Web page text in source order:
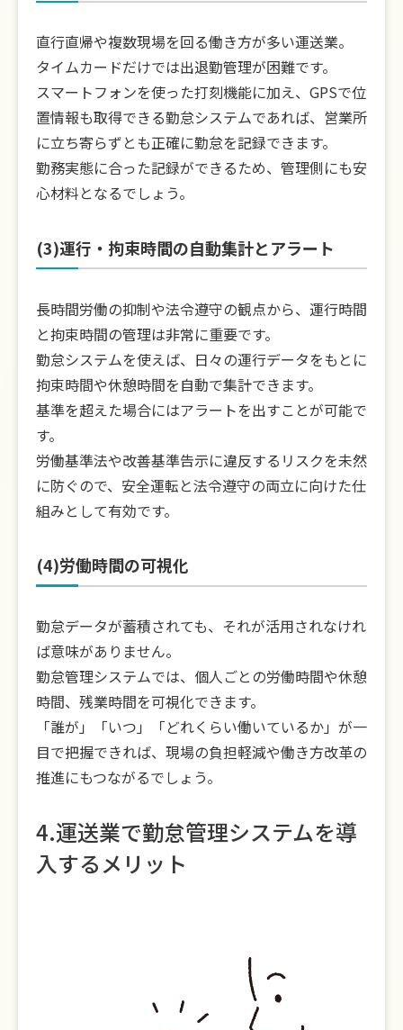
直行直帰や複数現場を回る働き方が多い運送業。
タイムカードだけでは出退勤管理が困難です。
スマートフォンを使った打刻機能に加え、GPSで位
置情報も取得できる勤怠システムであれば、営業所
に立ち寄らずとも正確に勤怠を記録できます。
勤務実態に合った記録ができるため、管理側にも安
心材料となるでしょう。
(3)運行・拘束時間の自動集計とアラート
長時間労働の抑制や法令遵守の観点から、運行時間
と拘束時間の管理は非常に重要です。
勤怠システムを使えば、日々の運行データをもとに
拘束時間や休憩時間を自動で集計できます。
基準を超えた場合にはアラートを出すことが可能で
す。
労働基準法や改善基準告示に違反するリスクを未然
に防ぐので、安全運転と法令遵守の両立に向けた仕
組みとして有効です。
(4)労働時間の可視化
勤怠データが蓄積されても、それが活用されなけれ
ば意味がありません。
勤怠管理システムでは、個人ごとの労働時間や休憩
時間、残業時間を可視化できます。
「誰が」「いつ」「どれくらい働いているか」が一
目で把握できれば、現場の負担軽減や働き方改革の
推進にもつながるでしょう。
4.運送業で勤怠管理システムを導
入するメリット